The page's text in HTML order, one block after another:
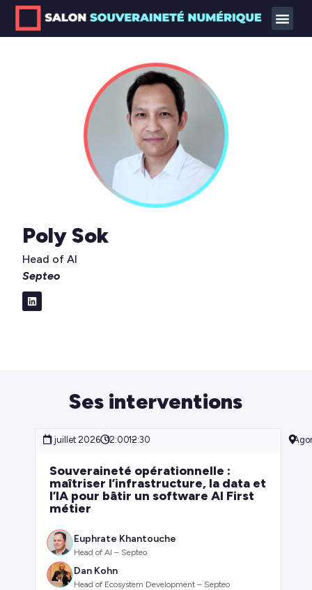
Poly Sok
Head of AI
Septeo
Ses interventions
1 juillet 2026 12:00 –12:30
Souveraineté opérationnelle :
maîtriser l’infrastructure, la data et
l’IA pour bâtir un software AI First
métier
Euphrate Khantouche
Head of AI – Septeo
Dan Kohn
Head of Ecosystem Development – Septeo